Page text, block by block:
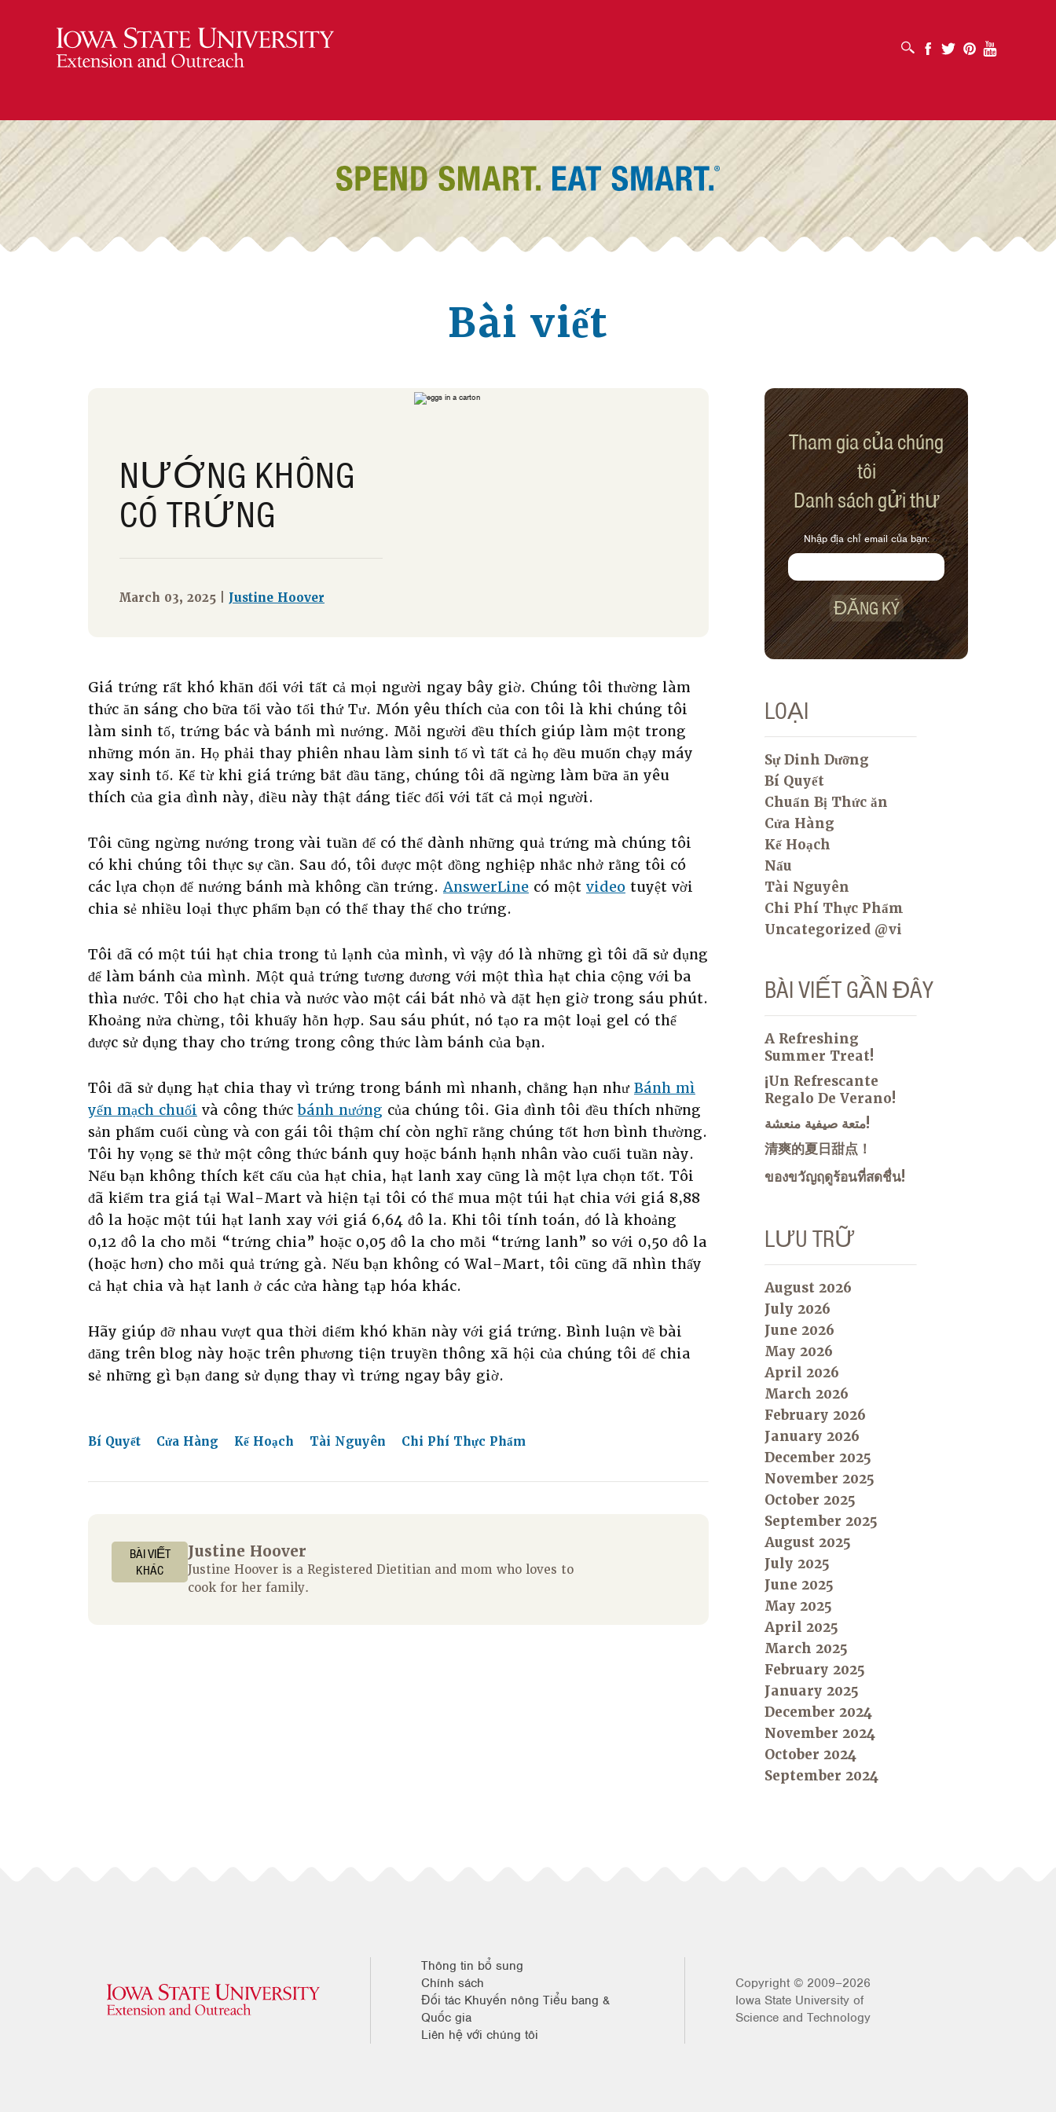
MỞ HỘP TÌM KIẾM Facebook
Twitter PinterestYoutube
Bài viết
NƯỚNG KHÔNG
CÓ TRỨNG
March 03, 2025 | Justine Hoover
Giá trứng rất khó khăn đối với tất cả mọi người ngay bây giờ. Chúng tôi thường làm
thức ăn sáng cho bữa tối vào tối thứ Tư. Món yêu thích của con tôi là khi chúng tôi
làm sinh tố, trứng bác và bánh mì nướng. Mỗi người đều thích giúp làm một trong
những món ăn. Họ phải thay phiên nhau làm sinh tố vì tất cả họ đều muốn chạy máy
xay sinh tố. Kể từ khi giá trứng bắt đầu tăng, chúng tôi đã ngừng làm bữa ăn yêu
thích của gia đình này, điều này thật đáng tiếc đối với tất cả mọi người.
Tôi cũng ngừng nướng trong vài tuần để có thể dành những quả trứng mà chúng tôi
có khi chúng tôi thực sự cần. Sau đó, tôi được một đồng nghiệp nhắc nhở rằng tôi có
các lựa chọn để nướng bánh mà không cần trứng. AnswerLine có một video tuyệt vời
chia sẻ nhiều loại thực phẩm bạn có thể thay thế cho trứng.
Tôi đã có một túi hạt chia trong tủ lạnh của mình, vì vậy đó là những gì tôi đã sử dụng
để làm bánh của mình. Một quả trứng tương đương với một thìa hạt chia cộng với ba
thìa nước. Tôi cho hạt chia và nước vào một cái bát nhỏ và đặt hẹn giờ trong sáu phút.
Khoảng nửa chừng, tôi khuấy hỗn hợp. Sau sáu phút, nó tạo ra một loại gel có thể
được sử dụng thay cho trứng trong công thức làm bánh của bạn.
Tôi đã sử dụng hạt chia thay vì trứng trong bánh mì nhanh, chẳng hạn như Bánh mì
yến mạch chuối và công thứcbánh nướng của chúng tôi. Gia đình tôi đều thích những
sản phẩm cuối cùng và con gái tôi thậm chí còn nghĩ rằng chúng tốt hơn bình thường.
Tôi hy vọng sẽ thử một công thức bánh quy hoặc bánh hạnh nhân vào cuối tuần này.
Nếu bạn không thích kết cấu của hạt chia, hạt lanh xay cũng là một lựa chọn tốt. Tôi
đã kiểm tra giá tại Wal-Mart và hiện tại tôi có thể mua một túi hạt chia với giá 8,88
đô la hoặc một túi hạt lanh xay với giá 6,64 đô la. Khi tôi tính toán, đó là khoảng
0,12 đô la cho mỗi “trứng chia” hoặc 0,05 đô la cho mỗi “trứng lanh” so với 0,50 đô la
(hoặc hơn) cho mỗi quả trứng gà. Nếu bạn không có Wal-Mart, tôi cũng đã nhìn thấy
cả hạt chia và hạt lanh ở các cửa hàng tạp hóa khác.
Hãy giúp đỡ nhau vượt qua thời điểm khó khăn này với giá trứng. Bình luận về bài
đăng trên blog này hoặc trên phương tiện truyền thông xã hội của chúng tôi để chia
sẻ những gì bạn đang sử dụng thay vì trứng ngay bây giờ.
Bí Quyết Cửa Hàng Kế Hoạch Tài Nguyên Chi Phí Thực Phẩm
BÀI VIẾT
KHÁC
Justine Hoover
Justine Hoover is a Registered Dietitian and mom who loves to
cook for her family.
Tham gia của chúng
tôi
Danh sách gửi thư
Nhập địa chỉ email của bạn:
ĐĂNG KÝ
LOẠI
Sự Dinh Dưỡng
Bí Quyết
Chuẩn Bị Thức ăn
Cửa Hàng
Kế Hoạch
Nấu
Tài Nguyên
Chi Phí Thực Phẩm
Uncategorized @vi
BÀI VIẾT GẦN ĐÂY
A Refreshing
Summer Treat!
¡Un Refrescante
Regalo De Verano!
متعة صيفية منعشة!
清爽的夏日甜点！
ของขวัญฤดูร้อนที่สดชื่น!
LƯU TRỮ
August 2026
July 2026
June 2026
May 2026
April 2026
March 2026
February 2026
January 2026
December 2025
November 2025
October 2025
September 2025
August 2025
July 2025
June 2025
May 2025
April 2025
March 2025
February 2025
January 2025
December 2024
November 2024
October 2024
September 2024
Thông tin bổ sung
Chính sách
Đối tác Khuyến nông Tiểu bang &
Quốc gia
Liên hệ với chúng tôi
Copyright © 2009–2026
Iowa State University of
Science and Technology